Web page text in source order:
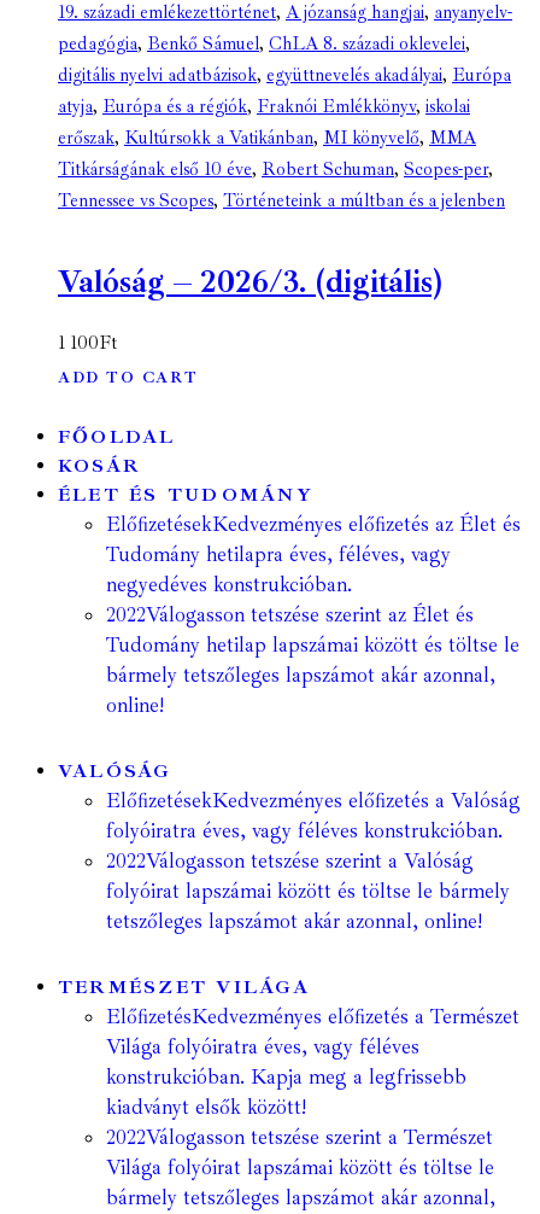
19. századi emlékezettörténet, A józanság hangjai, anyanyelv-
pedagógia, Benkő Sámuel, ChLA 8. századi oklevelei,
digitális nyelvi adatbázisok, együttnevelés akadályai, Európa
atyja, Európa és a régiók, Fraknói Emlékkönyv, iskolai
erőszak, Kultúrsokk a Vatikánban, MI könyvelő, MMA
Titkárságának első 10 éve, Robert Schuman, Scopes-per,
Tennessee vs Scopes, Történeteink a múltban és a jelenben
Valóság – 2026/3. (digitális)
1 100Ft
ADD TO CART
FŐOLDAL
KOSÁR
ÉLET ÉS TUDOMÁNY
ElőfizetésekKedvezményes előfizetés az Élet és
Tudomány hetilapra éves, féléves, vagy
negyedéves konstrukcióban.
2022Válogasson tetszése szerint az Élet és
Tudomány hetilap lapszámai között és töltse le
bármely tetszőleges lapszámot akár azonnal,
online!
VALÓSÁG
ElőfizetésekKedvezményes előfizetés a Valóság
folyóiratra éves, vagy féléves konstrukcióban.
2022Válogasson tetszése szerint a Valóság
folyóirat lapszámai között és töltse le bármely
tetszőleges lapszámot akár azonnal, online!
TERMÉSZET VILÁGA
ElőfizetésKedvezményes előfizetés a Természet
Világa folyóiratra éves, vagy féléves
konstrukcióban. Kapja meg a legfrissebb
kiadványt elsők között!
2022Válogasson tetszése szerint a Természet
Világa folyóirat lapszámai között és töltse le
bármely tetszőleges lapszámot akár azonnal,